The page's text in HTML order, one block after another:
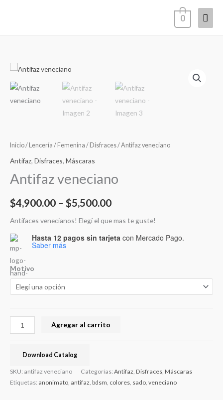
0
Inicio/ Lencería / Femenina / Disfraces/ Antifaz veneciano
Antifaz, Disfraces, Máscaras
Antifaz veneciano
$4,900.00 – $5,500.00
de
precios:
$4,900.00
$5,500.00
Antifaces venecianos! Elegí el que mas te guste!
Hasta 12 pagos sin tarjeta con Mercado Pago.
Saber más
Motivo
Antifaz
veneciano
cantidad
Agregar al carrito
Download Catalog
SKU: antifaz veneciano Categorías: Antifaz, Disfraces, Máscaras
Etiquetas: anonimato, antifaz, bdsm, colores, sado, veneciano